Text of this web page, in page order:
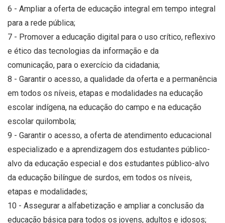
6 - Ampliar a oferta de educação integral em tempo integral
para a rede pública;
7 - Promover a educação digital para o uso crítico, reflexivo
e ético das tecnologias da informação e da
comunicação, para o exercício da cidadania;
8 - Garantir o acesso, a qualidade da oferta e a permanência
em todos os níveis, etapas e modalidades na educação
escolar indígena, na educação do campo e na educação
escolar quilombola;
9 - Garantir o acesso, a oferta de atendimento educacional
especializado e a aprendizagem dos estudantes público-
alvo da educação especial e dos estudantes público-alvo
da educação bilíngue de surdos, em todos os níveis,
etapas e modalidades;
10 - Assegurar a alfabetização e ampliar a conclusão da
educação básica para todos os jovens, adultos e idosos;